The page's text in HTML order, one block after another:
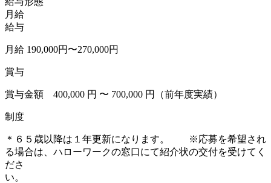
月給
給与
月給 190,000円〜270,000円
賞与
賞与金額 400,000 円 〜 700,000 円（前年度実績）
制度
＊６５歳以降は１年更新になります。 ※応募を希望され
る場合は、ハローワークの窓口にて紹介状の交付を受けてく
ださ